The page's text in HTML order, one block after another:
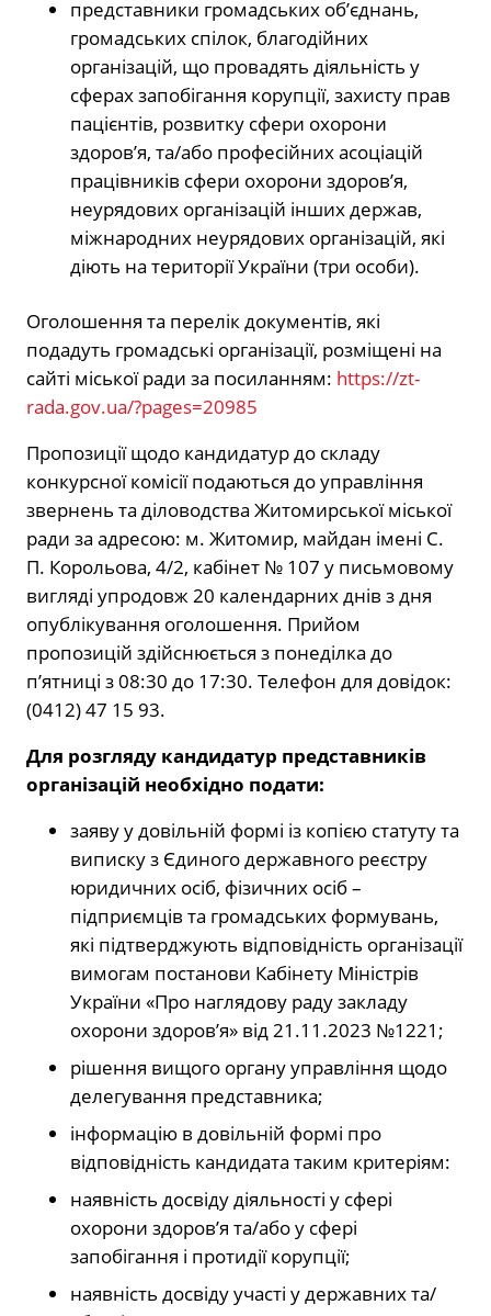
представники громадських об’єднань,
громадських спілок, благодійних
організацій, що провадять діяльність у
сферах запобігання корупції, захисту прав
пацієнтів, розвитку сфери охорони
здоров’я, та/або професійних асоціацій
працівників сфери охорони здоров’я,
неурядових організацій інших держав,
міжнародних неурядових організацій, які
діють на території України (три особи).
Оголошення та перелік документів, які
подадуть громадські організації, розміщені на
сайті міської ради за посиланням: https://zt-
rada.gov.ua/?pages=20985
Пропозиції щодо кандидатур до складу
конкурсної комісії подаються до управління
звернень та діловодства Житомирської міської
ради за адресою: м. Житомир, майдан імені С.
П. Корольова, 4/2, кабінет № 107 у письмовому
вигляді упродовж 20 календарних днів з дня
опублікування оголошення. Прийом
пропозицій здійснюється з понеділка до
п’ятниці з 08:30 до 17:30. Телефон для довідок:
(0412) 47 15 93.
Для розгляду кандидатур представників
організацій необхідно подати:
заяву у довільній формі із копією статуту та
виписку з Єдиного державного реєстру
юридичних осіб, фізичних осіб –
підприємців та громадських формувань,
які підтверджують відповідність організації
вимогам постанови Кабінету Міністрів
України «Про наглядову раду закладу
охорони здоров’я» від 21.11.2023 №1221;
рішення вищого органу управління щодо
делегування представника;
інформацію в довільній формі про
відповідність кандидата таким критеріям:
наявність досвіду діяльності у сфері
охорони здоров’я та/або у сфері
запобігання і протидії корупції;
наявність досвіду участі у державних та/